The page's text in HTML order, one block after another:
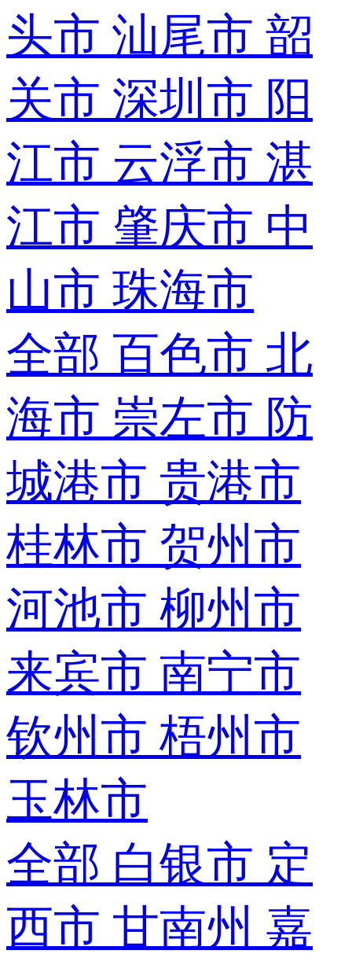
头市 汕尾市 韶
关市 深圳市 阳
江市 云浮市 湛
江市 肇庆市 中
山市 珠海市
全部 百色市 北
海市 崇左市 防
城港市 贵港市
桂林市 贺州市
河池市 柳州市
来宾市 南宁市
钦州市 梧州市
玉林市
全部 白银市 定
西市 甘南州 嘉